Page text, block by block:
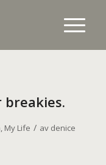
breakies.
, My Life / av denice